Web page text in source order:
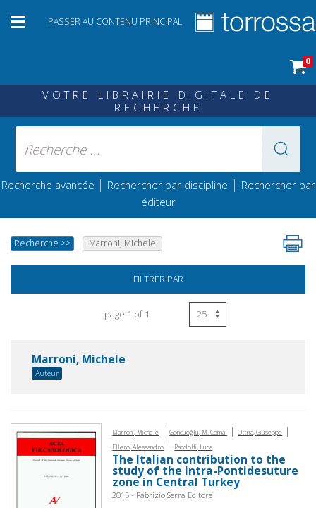
PASSER AU CONTENU PRINCIPAL
0
VOTRE LIBRAIRIE DIGITALE DE
RECHERCHE
Recherche avancée | Rechercher par discipline | Rechercher par
éditeur
Recherche >> Marroni, Michele
FILTRER PAR
page 1 of 1
Marroni, Michele
Auteur
Marroni, Michele | Göncüoğlu, M. Cemal | Ottria, Giuseppe |
Ellero, Alessandro | Pandolfi, Luca
The Italian contribution to the
study of the Intra-Pontidesuture
zone in Central Turkey
2015 - Fabrizio Serra Editore